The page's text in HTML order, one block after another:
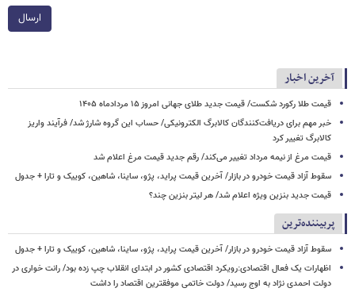
ارسال
آخرین اخبار
قیمت طلا رکورد شکست/ قیمت جدید طلای جهانی امروز ۱۵ مردادماه ۱۴۰۵
خبر مهم برای دریافت‌کنندگان کالابرگ الکترونیکی/ حساب این گروه شارژ شد/ فرآیند واریز
کالابرگ تغییر کرد
قیمت مرغ از نیمه مرداد تغییر می‌کند/ رقم جدید قیمت مرغ اعلام شد
سقوط آزاد قیمت خودرو در بازار/ آخرین قیمت پراید، پژو، ساینا، شاهین، کوییک و تارا + جدول
قیمت جدید بنزین ویژه اعلام شد/ هر لیتر بنزین چند؟
پربیننده‌ترین
سقوط آزاد قیمت خودرو در بازار/ آخرین قیمت پراید، پژو، ساینا، شاهین، کوییک و تارا + جدول
اظهارات یک فعال اقتصادی:رویکرد اقتصادی کشور در ابتدای انقلاب چپ زده بود/ رانت خواری در
دولت احمدی نژاد به اوج رسید/ دولت خاتمی موفقترین اقتصاد را داشت